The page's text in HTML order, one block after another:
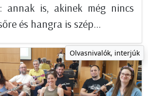
annak is, akinek még nincs
és hangra is szép...
Olvasnivalók, interjúk